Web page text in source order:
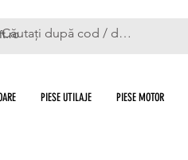
PIESE UTILAJE PIESE MOTOR